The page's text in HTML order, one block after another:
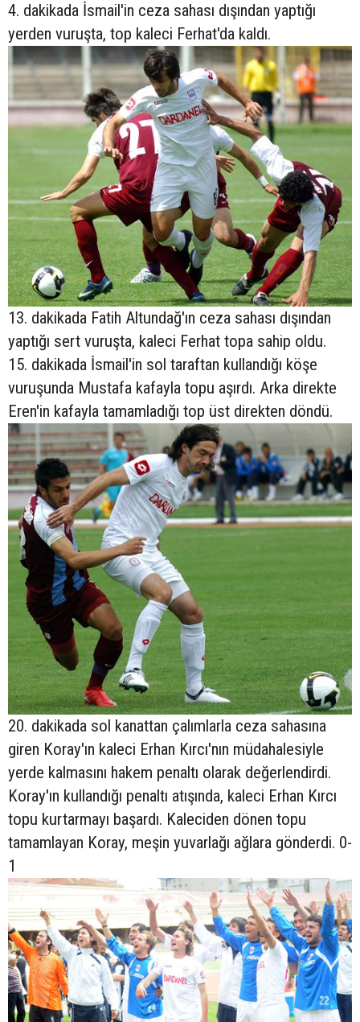
4. dakikada İsmail'in ceza sahası dışından yaptığı
yerden vuruşta, top kaleci Ferhat'da kaldı.
13. dakikada Fatih Altundağ'ın ceza sahası dışından
yaptığı sert vuruşta, kaleci Ferhat topa sahip oldu.
15. dakikada İsmail'in sol taraftan kullandığı köşe
vuruşunda Mustafa kafayla topu aşırdı. Arka direkte
Eren'in kafayla tamamladığı top üst direkten döndü.
20. dakikada sol kanattan çalımlarla ceza sahasına
giren Koray'ın kaleci Erhan Kırcı'nın müdahalesiyle
yerde kalmasını hakem penaltı olarak değerlendirdi.
Koray'ın kullandığı penaltı atışında, kaleci Erhan Kırcı
topu kurtarmayı başardı. Kaleciden dönen topu
tamamlayan Koray, meşin yuvarlağı ağlara gönderdi. 0-
1